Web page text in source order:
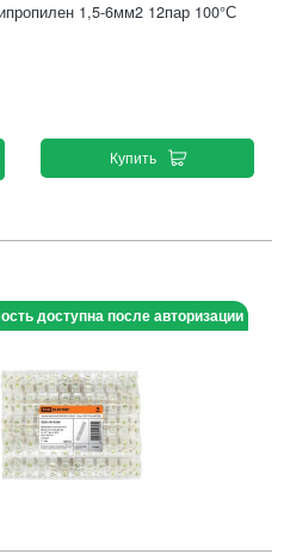
1,5-6мм2 12пар 100°С
Купить
доступна после авторизации